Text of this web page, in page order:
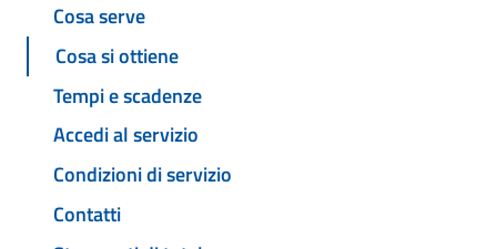
Cosa serve
Cosa si ottiene
Tempi e scadenze
Accedi al servizio
Condizioni di servizio
Contatti